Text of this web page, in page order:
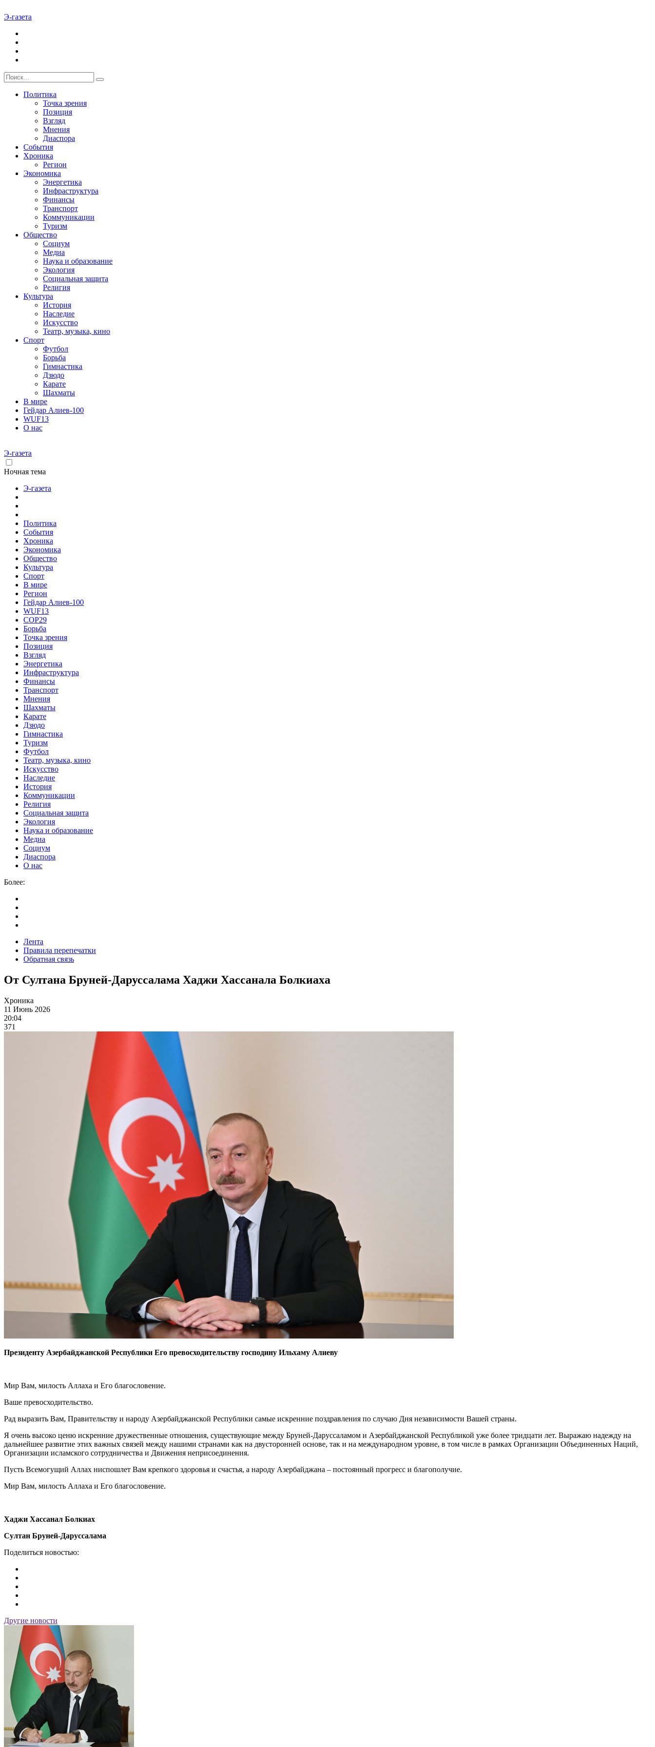
Э-газета
Политика
Точка зрения
Позиция
Взгляд
Мнения
Диаспора
События
Хроника
Регион
Экономика
Энергетика
Инфраструктура
Финансы
Транспорт
Коммуникации
Туризм
Общество
Социум
Медиа
Наука и образование
Экология
Социальная защита
Религия
Культура
История
Наследие
Искусство
Театр, музыка, кино
Спорт
Футбол
Борьба
Гимнастика
Дзюдо
Карате
Шахматы
В мире
Гейдар Алиев-100
WUF13
О нас
Э-газета
Ночная тема
Э-газета
Политика
События
Хроника
Экономика
Общество
Культура
Спорт
В мире
Регион
Гейдар Алиев-100
WUF13
COP29
Борьба
Точка зрения
Позиция
Взгляд
Энергетика
Инфраструктура
Финансы
Транспорт
Мнения
Шахматы
Карате
Дзюдо
Гимнастика
Туризм
Футбол
Театр, музыка, кино
Искусство
Наследие
История
Коммуникации
Религия
Социальная защита
Экология
Наука и образование
Медиа
Социум
Диаспора
О нас
Более:
Лента
Правила перепечатки
Обратная связь
От Султана Бруней-Даруссалама Хаджи Хассанала Болкиаха
Хроника
11 Июнь 2026
20:04
371
Президенту Азербайджанской Республики Его превосходительству господину Ильхаму Алиеву
Мир Вам, милость Аллаха и Его благословение.
Ваше превосходительство.
Рад выразить Вам, Правительству и народу Азербайджанской Республики самые искренние поздравления по случаю Дня независимости Вашей страны.
Я очень высоко ценю искренние дружественные отношения, существующие между Бруней-Даруссаламом и Азербайджанской Республикой уже более тридцати лет. Выражаю надежду на
дальнейшее развитие этих важных связей между нашими странами как на двусторонней основе, так и на международном уровне, в том числе в рамках Организации Объединенных Наций,
Организации исламского сотрудничества и Движения неприсоединения.
Пусть Всемогущий Аллах ниспошлет Вам крепкого здоровья и счастья, а народу Азербайджана – постоянный прогресс и благополучие.
Мир Вам, милость Аллаха и Его благословение.
Хаджи Хассанал Болкиах
Султан Бруней-Даруссалама
Поделиться новостью:
Другие новости